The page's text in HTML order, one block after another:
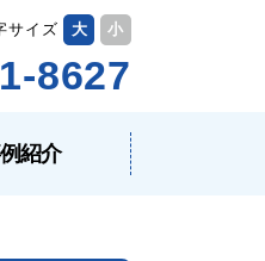
サイズ 大 小
8627
紹介